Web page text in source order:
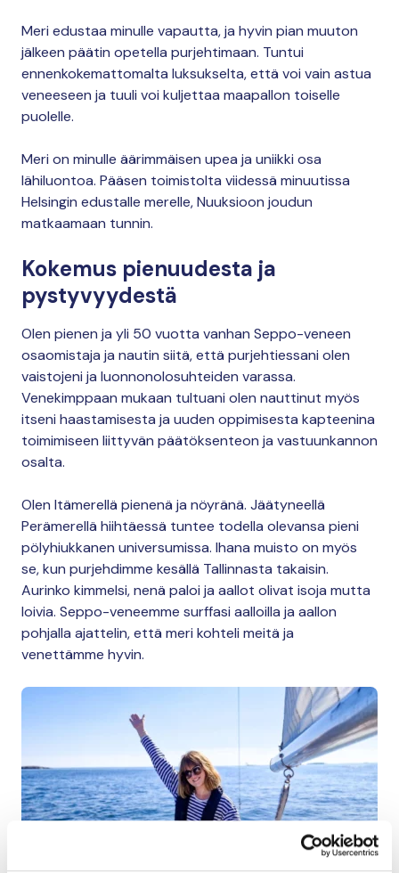
Meri edustaa minulle vapautta, ja hyvin pian muuton
jälkeen päätin opetella purjehtimaan. Tuntui
ennenkokemattomalta luksukselta, että voi vain astua
veneeseen ja tuuli voi kuljettaa maapallon toiselle
puolelle.
Meri on minulle äärimmäisen upea ja uniikki osa
lähiluontoa. Pääsen toimistolta viidessä minuutissa
Helsingin edustalle merelle, Nuuksioon joudun
matkaamaan tunnin.
Kokemus pienuudesta ja
pystyvyydestä
Olen pienen ja yli 50 vuotta vanhan Seppo-veneen
osaomistaja ja nautin siitä, että purjehtiessani olen
vaistojeni ja luonnonolosuhteiden varassa.
Venekimppaan mukaan tultuani olen nauttinut myös
itseni haastamisesta ja uuden oppimisesta kapteenina
toimimiseen liittyvän päätöksenteon ja vastuunkannon
osalta.
Olen Itämerellä pienenä ja nöyränä. Jäätyneellä
Perämerellä hiihtäessä tuntee todella olevansa pieni
pölyhiukkanen universumissa. Ihana muisto on myös
se, kun purjehdimme kesällä Tallinnasta takaisin.
Aurinko kimmelsi, nenä paloi ja aallot olivat isoja mutta
loivia. Seppo-veneemme surffasi aalloilla ja aallon
pohjalla ajattelin, että meri kohteli meitä ja
venettämme hyvin.